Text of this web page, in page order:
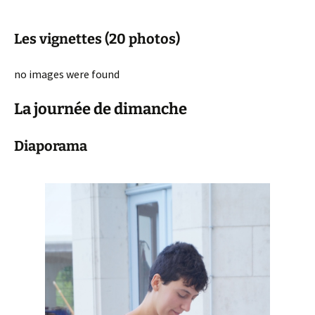
Les vignettes (20 photos)
no images were found
La journée de dimanche
Diaporama